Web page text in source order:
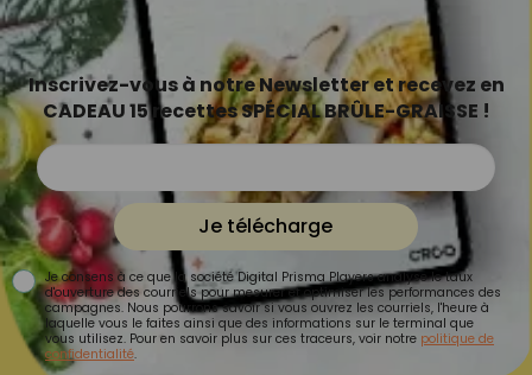
Inscrivez-vous à notre Newsletter et recevez en
CADEAU 15 recettes SPÉCIAL BRÛLE-GRAISSE !
Je télécharge
Je consens à ce que la société Digital Prisma Players analyse le taux
d'ouverture des courriels pour mesurer et optimiser les performances des
campagnes. Nous pourrons savoir si vous ouvrez les courriels, l'heure à
laquelle vous le faites ainsi que des informations sur le terminal que
vous utilisez. Pour en savoir plus sur ces traceurs, voir notre politique de
confidentialité.